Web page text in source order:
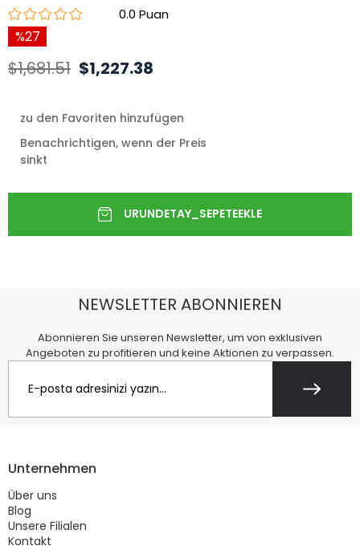
0.0
27
$1,681.51 $1,227.38
zu den Favoriten hinzufügen
Benachrichtigen, wenn der Preis
sinkt
NEWSLETTER ABONNIEREN
Abonnieren Sie unseren Newsletter, um von exklusiven
Angeboten zu profitieren und keine Aktionen zu verpassen.
Unternehmen
Über uns
Blog
Unsere Filialen
Kontakt